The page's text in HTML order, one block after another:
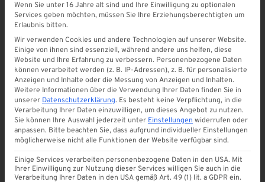
Zubehör Lichtplatten
Zubehör für Lichtplatten
– sichere Montage für
Terrassendach und
Überdachungen
Zubehör für Lichtplattenist entscheidend für eine fachgerechte,
Wenn Sie unter 16 Jahre alt sind und Ihre Einwilligung zu optionalen
Services geben möchten, müssen Sie Ihre Erziehungsberechtigten um
Erlaubnis bitten.
Wir verwenden Cookies und andere Technologien auf unserer Website.
Einige von ihnen sind essenziell, während andere uns helfen, diese
Website und Ihre Erfahrung zu verbessern. Personenbezogene Daten
können verarbeitet werden (z. B. IP-Adressen), z. B. für personalisierte
Anzeigen und Inhalte oder die Messung von Anzeigen und Inhalten.
Weitere Informationen über die Verwendung Ihrer Daten finden Sie in
unserer Datenschutzerklärung. Es besteht keine Verpflichtung, in die
Verarbeitung Ihrer Daten einzuwilligen, um dieses Angebot zu nutzen.
Sie können Ihre Auswahl jederzeit unter Einstellungen widerrufen oder
anpassen. Bitte beachten Sie, dass aufgrund individueller Einstellungen
möglicherweise nicht alle Funktionen der Website verfügbar sind.
Einige Services verarbeiten personenbezogene Daten in den USA. Mit
Ihrer Einwilligung zur Nutzung dieser Services willigen Sie auch in die
Verarbeitung Ihrer Daten in den USA gemäß Art. 49 (1) lit. a GDPR ein.